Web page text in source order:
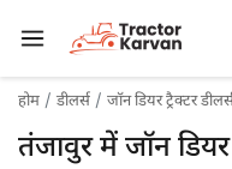
होम डीलर्स जॉन डियर ट्रैक्टर
तंजावुर में जॉन